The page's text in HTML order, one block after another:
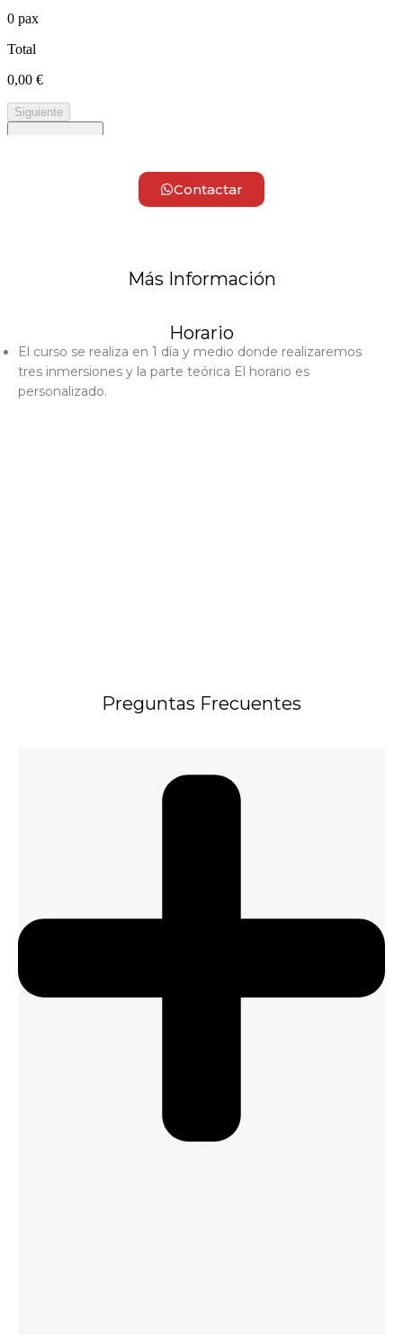
Contactar
Más Información
Horario
El curso se realiza en 1 día y medio donde realizaremos
tres inmersiones y la parte teórica El horario es
personalizado.
Preguntas Frecuentes